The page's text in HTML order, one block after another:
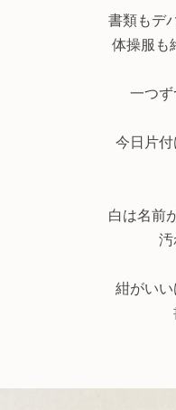
書類もデ
体操服も
一つず
今日片
白は名前
汚
紺がい